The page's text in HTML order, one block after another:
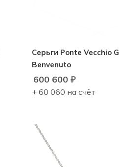
Серьги Ponte Vecchio
Benvenuto
600 600₽
+ 60 060 на счёт